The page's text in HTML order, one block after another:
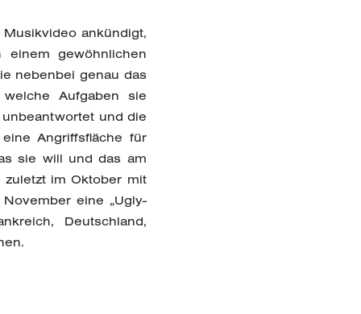
ankündigt,
gewöhnlichen
nebenbei genau das
Aufgaben sie
und die
Angriffsfläche für
sie will und das am
im Oktober mit
eine „Ugly-
Deutschland,